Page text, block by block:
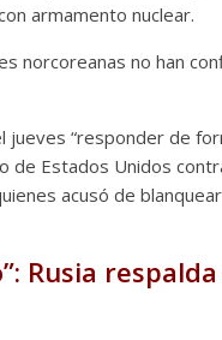
armamento nuclear.
norcoreanas no han
jueves “responder de
Estados Unidos
acusó de
Rusia